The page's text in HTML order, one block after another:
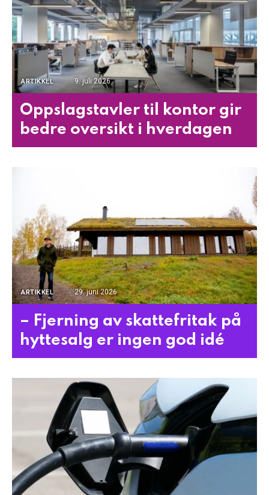
ARTIKKEL 9. juli 2026
Oppslagstavler til kontor gir
bedre oversikt i hverdagen
ARTIKKEL 29. juni 2026
– Fjerning av skattefritak på
hyttesalg er ingen god idé